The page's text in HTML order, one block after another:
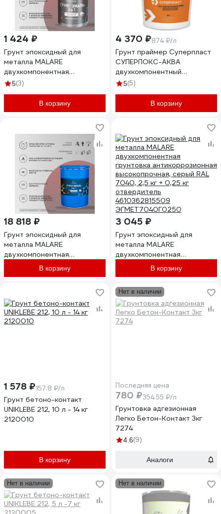
1 424 ₽
Грунт эпоксидный для
металла MALARE
двухкомпонентная
грунтовка антикоррозионная
7040, 1 кг + 0,1 кг
отвердитель 4610362815479
5(3)
В корзину
4 370 ₽874 ₽/л
Грунт праймер Суперпласт
СУПЕРПОКС-АКВА
двухкомпонентный
водоэмульсионный 4 кг
5(5)
В корзину
18 818 ₽
Грунт эпоксидный для
металла MALARE
двухкомпонентная
грунтовка антикоррозионная
высокопрочная, серый RAL
отвердитель 4610362815493
ЭГМЕТ7040Г1800
В корзину
3 045 ₽
Грунт эпоксидный для
металла MALARE
двухкомпонентная
грунтовка антикоррозионная
высокопрочная, серый RAL
отвердитель
4610362815509
ЭГМЕТ7040Г0250
В корзину
1 578 ₽157.8 ₽/л
Грунт бетоно-контакт
UNIKLEBE 212, 10 л - 14 кг
2120010
В корзину
Нет в наличии
Последняя цена
780 ₽354.55 ₽/л
Грунтовка адгезионная
Легко Бетон-Контакт 3кг
7274
4.6(9)
Аналоги
Нет в наличии Нет в наличии